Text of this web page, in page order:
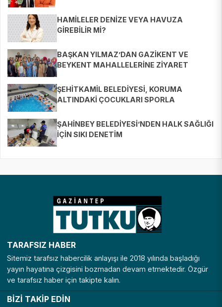
HAMİLELER DENİZE VEYA HAVUZA
GİREBİLİR Mİ?
BAŞKAN YILMAZ’DAN GAZİKENT VE
BEYKENT MAHALLELERİNE ZİYARET
ŞEHİTKAMİL BELEDİYESİ, KORUMA
ALTINDAKİ ÇOCUKLARI SPORLA
ŞAHİNBEY BELEDİYESİ’NDEN HALK SAĞLIĞI
İÇİN SIKI DENETİM
TARAFSIZ HABER
Sitemiz tarafsız habercilik anlayışı ile 2018 yılında başladığı
yayın hayatına çizgisini bozmadan devam etmektedir. Özgür
ve tarafsız haber için takipte kalın.
BİZİ TAKİP EDİN